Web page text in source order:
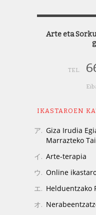
Arte eta
TEL.
IKASTAROEN
Giza Irudia
Marrazteko
Arte-terapia
Online
Helduentzako